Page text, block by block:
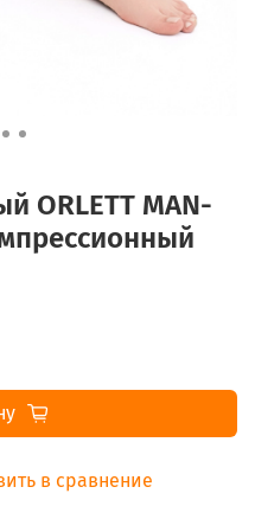
ORLETT MAN-
в сравнение